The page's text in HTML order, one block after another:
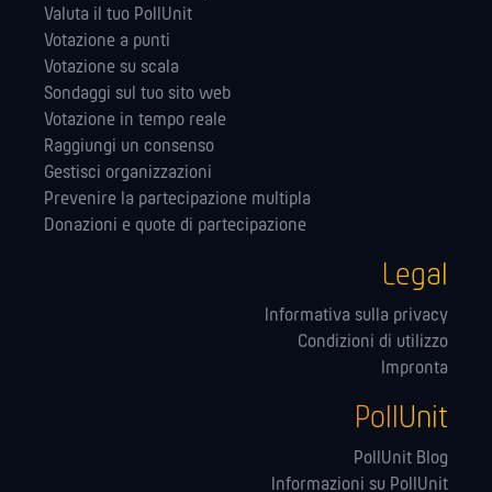
Valuta il tuo PollUnit
Votazione a punti
Votazione su scala
Sondaggi sul tuo sito web
Votazione in tempo reale
Raggiungi un consenso
Gestisci organizzazioni
Prevenire la partecipazione multipla
Donazioni e quote di partecipazione
Legal
Informativa sulla privacy
Condizioni di utilizzo
Impronta
PollUnit
PollUnit Blog
Informazioni su PollUnit